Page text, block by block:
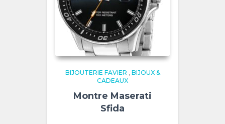
BIJOUTERIE FAVIER , BIJOUX &
CADEAUX
Montre Maserati
Sfida